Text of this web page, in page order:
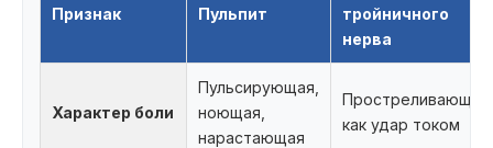
Признак Пульпит
тройничного
нерва
Характер боли
Пульсирующая,
ноющая,
нарастающая
Простреливающая,
как удар током